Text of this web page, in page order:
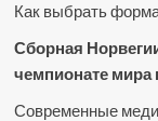
Как выбрать
Сборная
чемпионате мира
Современные